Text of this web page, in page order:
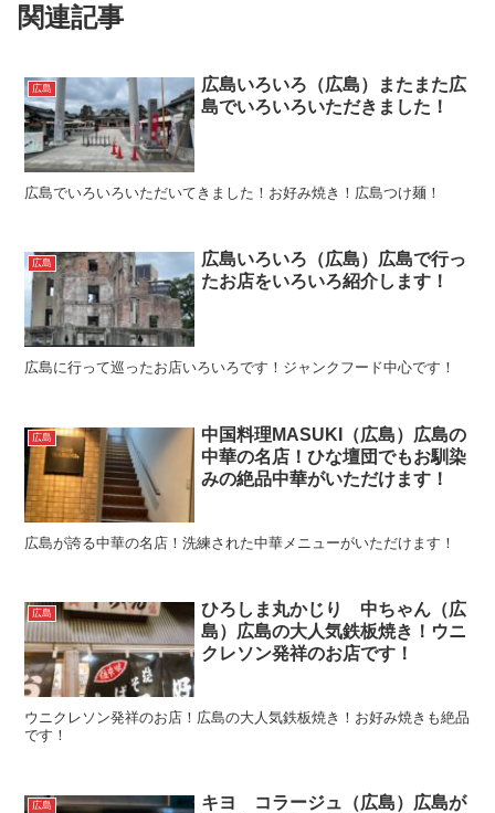
関連記事
広島
広島いろいろ（広島）またまた広
島でいろいろいただきました！
広島でいろいろいただいてきました！お好み焼き！広島つけ麺！
広島
広島いろいろ（広島）広島で行っ
たお店をいろいろ紹介します！
広島に行って巡ったお店いろいろです！ジャンクフード中心です！
広島
中国料理MASUKI（広島）広島の
中華の名店！ひな壇団でもお馴染
みの絶品中華がいただけます！
広島が誇る中華の名店！洗練された中華メニューがいただけます！
広島
ひろしま丸かじり 中ちゃん（広
島）広島の大人気鉄板焼き！ウニ
クレソン発祥のお店です！
ウニクレソン発祥のお店！広島の大人気鉄板焼き！お好み焼きも絶品
です！
広島
キヨ コラージュ（広島）広島が